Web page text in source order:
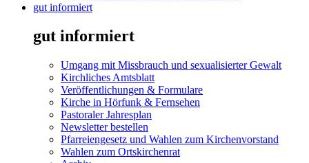
gut informiert
gut informiert
Umgang mit Missbrauch und sexualisierter Gewalt
Kirchliches Amtsblatt
Veröffentlichungen & Formulare
Kirche in Hörfunk & Fernsehen
Pastoraler Jahresplan
Newsletter bestellen
Pfarreiengesetz und Wahlen zum Kirchenvorstand
Wahlen zum Ortskirchenrat